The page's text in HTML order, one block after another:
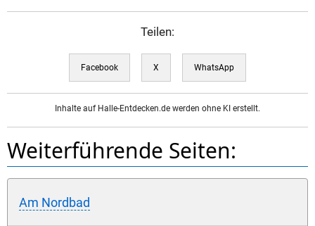
Teilen:
Facebook X WhatsApp
Inhalte auf Halle-Entdecken.de werden ohne KI erstellt.
Weiterführende Seiten:
Am Nordbad